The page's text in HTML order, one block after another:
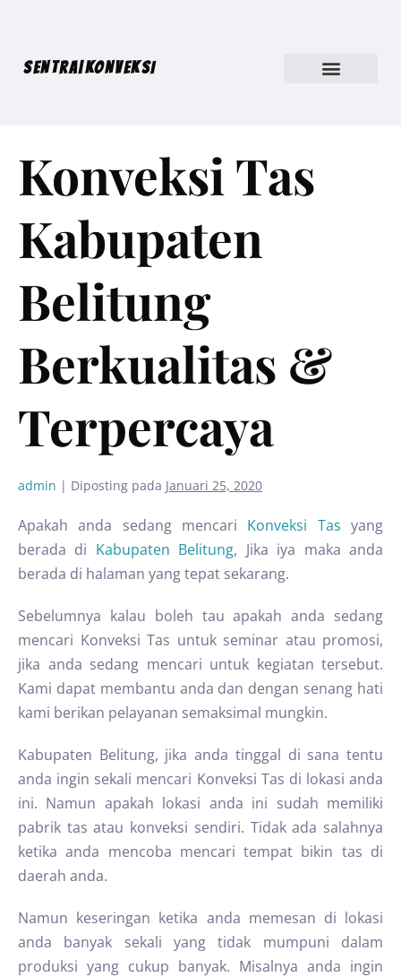
SENTRA|KONVEKSI
Konveksi Tas
Kabupaten
Belitung
Berkualitas &
Terpercaya
admin | Diposting pada Januari 25, 2020
Apakah anda sedang mencari Konveksi Tas yang
berada di Kabupaten Belitung, Jika iya maka anda
berada di halaman yang tepat sekarang.
Sebelumnya kalau boleh tau apakah anda sedang
mencari Konveksi Tas untuk seminar atau promosi,
jika anda sedang mencari untuk kegiatan tersebut.
Kami dapat membantu anda dan dengan senang hati
kami berikan pelayanan semaksimal mungkin.
Kabupaten Belitung, jika anda tinggal di sana tentu
anda ingin sekali mencari Konveksi Tas di lokasi anda
ini. Namun apakah lokasi anda ini sudah memiliki
pabrik tas atau konveksi sendiri. Tidak ada salahnya
ketika anda mencoba mencari tempat bikin tas di
daerah anda.
Namun keseringan ketika anda memesan di lokasi
anda banyak sekali yang tidak mumpuni dalam
produksi yang cukup banyak. Misalnya anda ingin